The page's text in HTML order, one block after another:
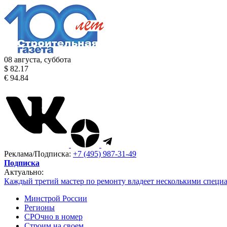
08 августа, суббота
$ 82.17
€ 94.84
Реклама/Подписка: +7 (495) 987-31-49
Подписка
Актуально:
Каждый третий мастер по ремонту владеет несколькими
Минстрой России
Регионы
СРОчно в номер